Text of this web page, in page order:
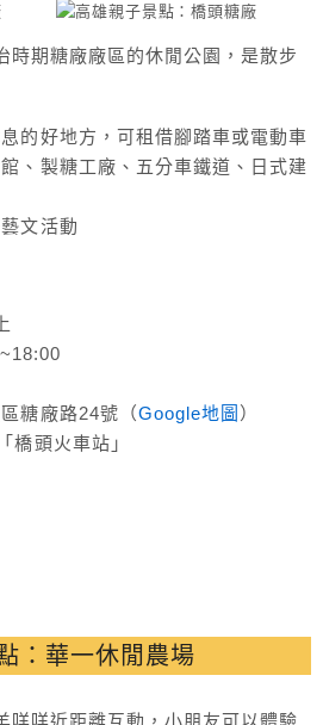
時期糖廠廠區的休閒公園，是散步
的好地方，可租借腳踏車或電動車
、製糖工廠、五分車鐵道、日式建
文活動
糖廠路24號（Google地圖 ）
橋頭火車站」
：華一休閒農場